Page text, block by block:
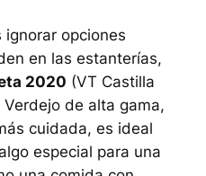
opciones
en las estanterías,
2020 (VT Castilla
de alta gama,
cuidada, es ideal
especial para una